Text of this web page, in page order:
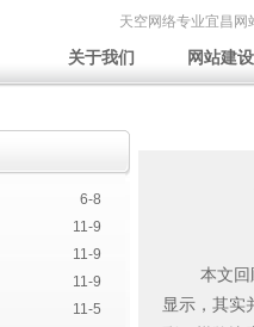
天空网络专业宜昌网
关于我们 网站建设
6-8
11-9
11-9
11-9
11-5
本文回顾
显示，其实